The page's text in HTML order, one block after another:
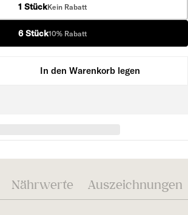
1 StückKein Rabatt
6 Stück10% Rabatt
Veltliner Ried Pfaffenberg
für Grüner Veltliner Ried
In den Warenkorb legen
Nährwerte Auszeichnungen